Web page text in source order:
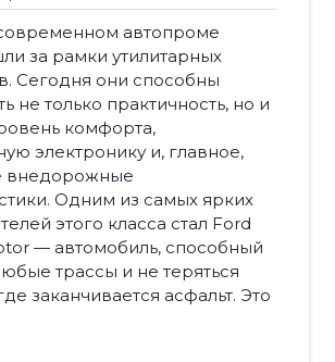
автопроме
за рамки утилитарных
Сегодня они способны
не только практичность, но и
комфорта,
электронику и, главное,
внедорожные
Одним из самых ярких
этого класса стал Ford
— автомобиль, способный
трассы и не теряться
заканчивается асфальт. Это